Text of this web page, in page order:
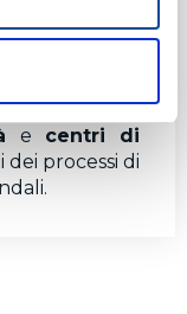
stretta
e centri di
processi di